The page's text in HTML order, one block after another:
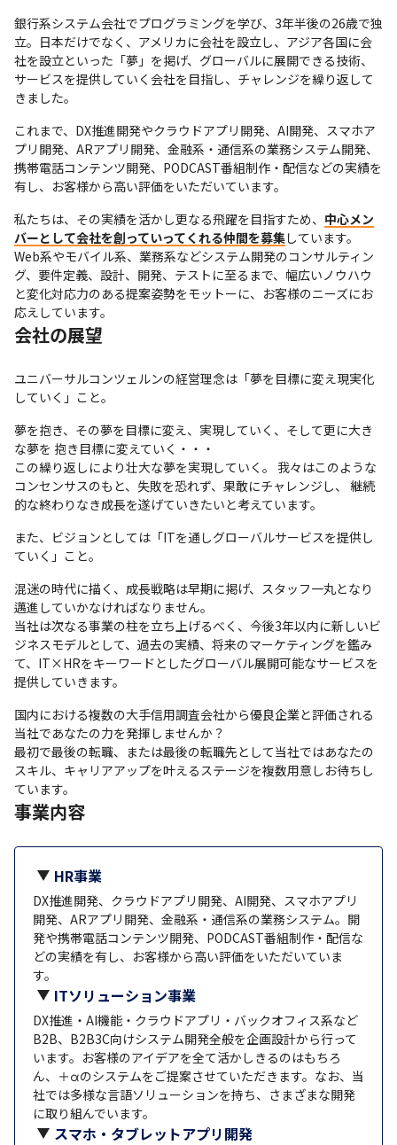
銀行系システム会社でプログラミングを学び、3年半後の26歳で独
立。日本だけでなく、アメリカに会社を設立し、アジア各国に会
社を設立といった「夢」を掲げ、グローバルに展開できる技術、
サービスを提供していく会社を目指し、チャレンジを繰り返して
きました。
これまで、DX推進開発やクラウドアプリ開発、AI開発、スマホア
プリ開発、ARアプリ開発、金融系・通信系の業務システム開発、
携帯電話コンテンツ開発、PODCAST番組制作・配信などの実績を
有し、お客様から高い評価をいただいています。
私たちは、その実績を活かし更なる飛躍を目指すため、 中心メン
バーとして会社を創っていってくれる仲間を募集しています。
Web系やモバイル系、業務系などシステム開発のコンサルティン
グ、要件定義、設計、開発、テストに至るまで、幅広いノウハウ
と変化対応力のある提案姿勢をモットーに、お客様のニーズにお
応えしています。
会社の展望
ユニバーサルコンツェルンの経営理念は「夢を目標に変え現実化
していく」こと。
夢を抱き、その夢を目標に変え、実現していく、そして更に大き
な夢を 抱き目標に変えていく・・・
この繰り返しにより壮大な夢を実現していく。 我々はこのような
コンセンサスのもと、失敗を恐れず、果敢にチャレンジし、 継続
的な終わりなき成長を遂げていきたいと考えています。
また、ビジョンとしては「ITを通しグローバルサービスを提供し
ていく」こと。
混迷の時代に描く、成長戦略は早期に掲げ、スタッフ一丸となり
邁進していかなければなりません。
当社は次なる事業の柱を立ち上げるべく、今後3年以内に新しいビ
ジネスモデルとして、過去の実績、将来のマーケティングを鑑み
て、IT×HRをキーワードとしたグローバル展開可能なサービスを
提供していきます。
国内における複数の大手信用調査会社から優良企業と評価される
当社であなたの力を発揮しませんか？
最初で最後の転職、または最後の転職先として当社ではあなたの
スキル、キャリアアップを叶えるステージを複数用意しお待ちし
ています。
事業内容
HR事業
DX推進開発、クラウドアプリ開発、AI開発、スマホアプリ
開発、ARアプリ開発、金融系・通信系の業務システム。開
発や携帯電話コンテンツ開発、PODCAST番組制作・配信な
どの実績を有し、お客様から高い評価をいただいていま
す。
ITソリューション事業
DX推進・AI機能・クラウドアプリ・バックオフィス系など
B2B、B2B3C向けシステム開発全般を企画設計から行って
います。お客様のアイデアを全て活かしきるのはもちろ
ん、＋αのシステムをご提案させていただきます。なお、当
社では多様な言語ソリューションを持ち、さまざまな開発
に取り組んでいます。
スマホ・タブレットアプリ開発